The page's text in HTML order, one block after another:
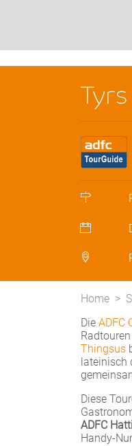
Home
Die ADFC
Thingsus
lateinisch
Diese
ADFC
Handy-